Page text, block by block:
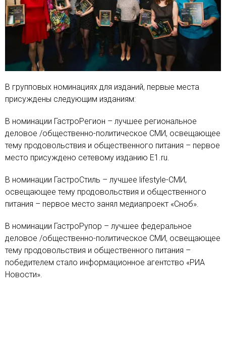
В групповых номинациях для изданий, первые места
присуждены следующим изданиям:
В номинации ГастроРегион – лучшее региональное
деловое /общественно-политическое СМИ, освещающее
тему продовольствия и общественного питания – первое
место присуждено сетевому изданию E1.ru.
В номинации ГастроСтиль – лучшее lifestyle-СМИ,
освещающее тему продовольствия и общественного
питания – первое место занял медиапроект «Сноб».
В номинации ГастроРупор – лучшее федеральное
деловое /общественно-политическое СМИ, освещающее
тему продовольствия и общественного питания –
победителем стало информационное агентство «РИА
Новости».